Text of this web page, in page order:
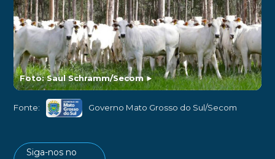
Foto: Saul Schramm/Secom►
Fonte: Governo Mato Grosso do Sul/Secom
Siga-nos no